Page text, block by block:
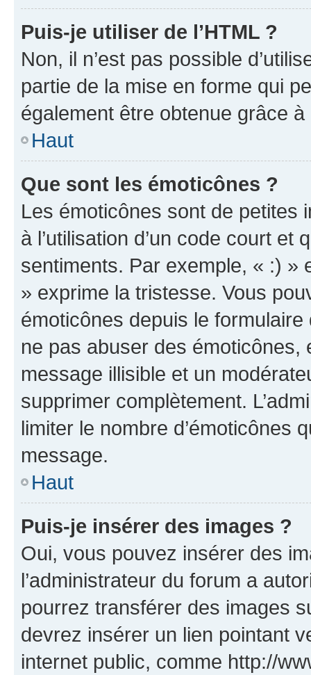
Puis-je utiliser de l’HTML ?
Non, il n’est pas possible
partie de la mise en forme qui
également être obtenue grâce à
Haut
Que sont les émoticônes ?
Les émoticônes sont de petites
à l’utilisation d’un code court et
sentiments. Par exemple, « :) »
» exprime la tristesse. Vous
émoticônes depuis le
ne pas abuser des
message illisible et un
supprimer complètement.
limiter le nombre d’émoticônes
message.
Haut
Puis-je insérer des images ?
Oui, vous pouvez insérer des
l’administrateur du forum a
pourrez transférer des images
devrez insérer un lien pointant
internet public, comme http://